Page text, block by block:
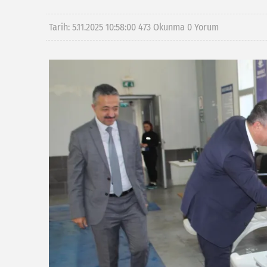
Tarih: 5.11.2025 10:58:00 473 Okunma 0 Yorum